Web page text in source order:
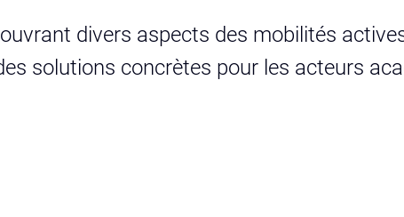
divers aspects des mobilités
solutions concrètes pour les acteurs